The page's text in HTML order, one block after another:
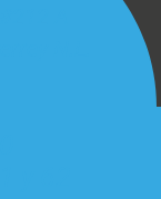
N.L.
y 62